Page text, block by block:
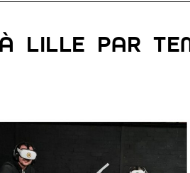
LILLE PAR